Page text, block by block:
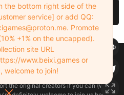
先登录
- All Rights Freedom！
一下原创作者（我们绝对支持），当然
我们也绝对欢迎！
the original creators if you can (we
the bottom right side of the
service] or add QQ:
. Promote
+1% on the uncapped).
site URL
www.beixi.games or
welcome to join!